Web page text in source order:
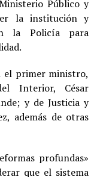
Público y
la institución y
la Policía para
el primer ministro,
Interior, César
y de Justicia y
además de otras
profundas»
que el sistema